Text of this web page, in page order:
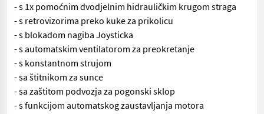
- s 1x pomoćnim dvodjelnim hidrauličkim krugom straga
- s retrovizorima preko kuke za prikolicu
- s blokadom nagiba Joysticka
- s automatskim ventilatorom za preokretanje
- s konstantnom strujom
- sa štitnikom za sunce
- sa zaštitom podvozja za pogonski sklop
- s funkcijom automatskog zaustavljanja motora